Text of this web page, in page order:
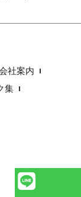
社案内
集